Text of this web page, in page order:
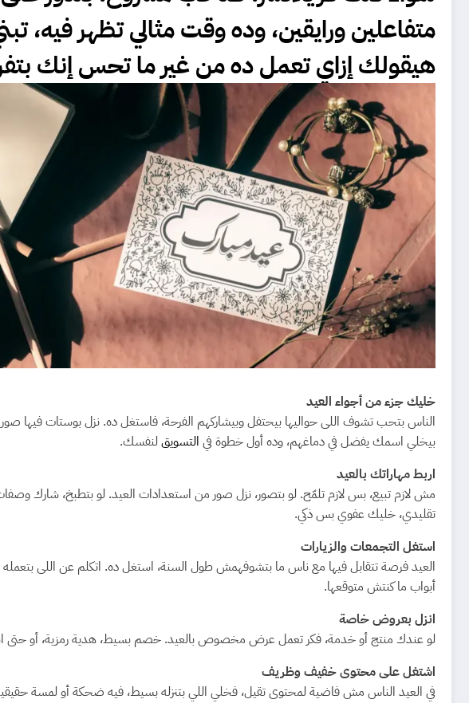
متفاعلين ورايقين، وده وقت مثالي تظهر
هيقولك إزاي تعمل ده من غير ما تحس إنك
خليك جزء من أجواء العيد
الناس بتحب تشوف اللى حواليها بيحتفل وبيشاركهم الفرحة، فاستغل ده. نزل بوستات
بيخلي اسمك يفضل في دماغهم، وده أول خطوة في التسويق لنفسك.
اربط مهاراتك بالعيد
مش لازم تبيع، بس لازم تلمّح. لو بتصور، نزل صور من استعدادات العيد. لو بتطبخ، شارك
تقليدي، خليك عفوي بس ذكي.
استغل التجمعات والزيارات
العيد فرصة تتقابل فيها مع ناس ما بتشوفهمش طول السنة، استغل ده. اتكلم عن اللى
أبواب ما كنتش متوقعها.
انزل بعروض خاصة
لو عندك منتج أو خدمة، فكر تعمل عرض مخصوص بالعيد. خصم بسيط، هدية رمزية، أو حتى
اشتغل على محتوى خفيف وظريف
في العيد الناس مش فاضية لمحتوى تقيل، فخلي اللي بتنزله بسيط، فيه ضحكة أو لمسة